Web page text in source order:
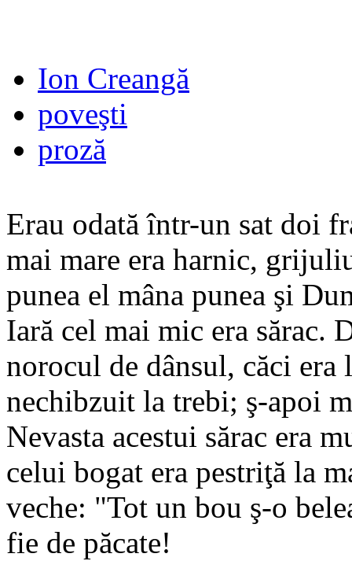
Ion Creangă
poveşti
proză
Erau odată într-un sat doi
mai mare era harnic,
punea el mâna punea şi
Iară cel mai mic era sărac.
norocul de dânsul, căci
nechibzuit la trebi; ş-apoi
Nevasta acestui sărac era
celui bogat era pestriţă la
veche: "Tot un bou ş-o
fie de păcate!